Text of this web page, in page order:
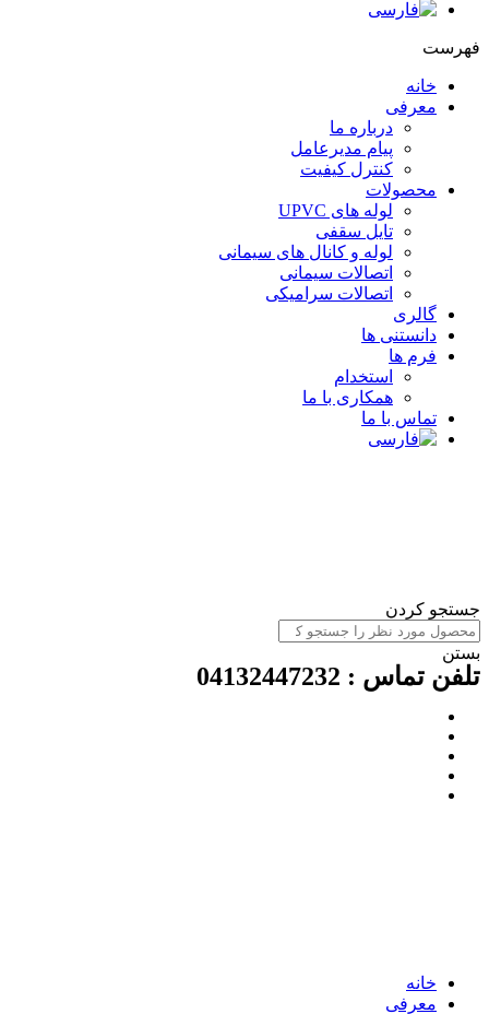
فهرست
خانه
معرفی
درباره ما
پیام مدیرعامل
کنترل کیفیت
محصولات
لوله های UPVC
تایل سقفی
لوله و کانال های سیمانی
اتصالات سیمانی
اتصالات سرامیکی
گالری
دانستنی ها
فرم ها
استخدام
همکاری با ما
تماس با ما
جستجو کردن
بستن
تلفن تماس : 04132447232
خانه
معرفی